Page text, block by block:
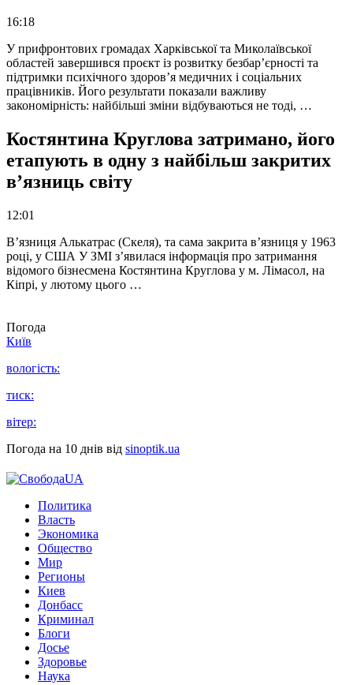
16:18
У прифронтових громадах Харківської та Миколаївської
областей завершився проєкт із розвитку безбар’єрності та
підтримки психічного здоров’я медичних і соціальних
працівників. Його результати показали важливу
закономірність: найбільші зміни відбуваються не тоді, …
Костянтина Круглова затримано, його
етапують в одну з найбільш закритих
в’язниць світу
12:01
В’язниця Алькатрас (Скеля), та сама закрита в’язниця у 1963
році, у США У ЗМІ з’явилася інформація про затримання
відомого бізнесмена Костянтина Круглова у м. Лімасол, на
Кіпрі, у лютому цього …
Погода
Київ
вологість:
тиск:
вітер:
Погода на 10 днів від sinoptik.ua
Политика
Власть
Экономика
Общество
Мир
Регионы
Киев
Донбасс
Криминал
Блоги
Досье
Здоровье
Наука